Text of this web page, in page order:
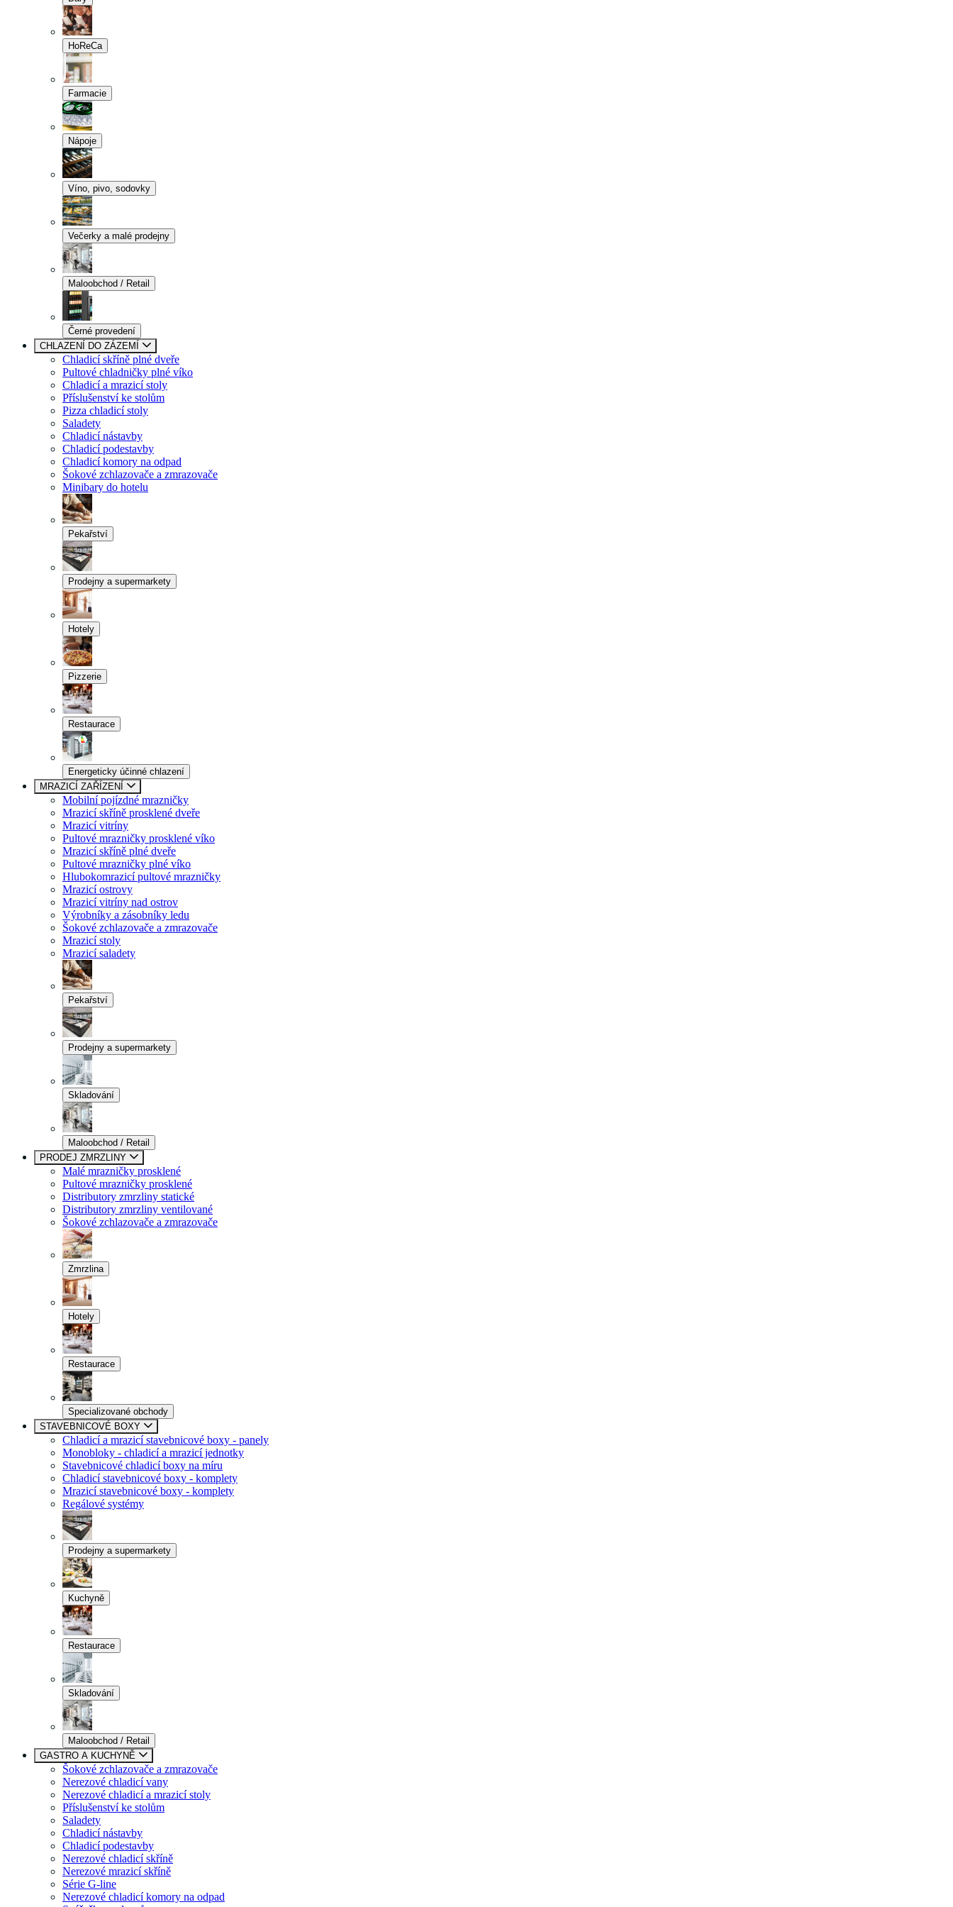
HoReCa
Farmacie
Nápoje
Víno, pivo, sodovky
Večerky a malé prodejny
Maloobchod / Retail
Černé provedení
CHLAZENÍ DO ZÁZEMÍ
Chladicí skříně plné dveře
Pultové chladničky plné víko
Chladicí a mrazicí stoly
Příslušenství ke stolům
Pizza chladicí stoly
Saladety
Chladicí nástavby
Chladicí podestavby
Chladicí komory na odpad
Šokové zchlazovače a zmrazovače
Minibary do hotelu
Pekařství
Prodejny a supermarkety
Hotely
Pizzerie
Restaurace
Energeticky účinné chlazení
MRAZICÍ ZAŘÍZENÍ
Mobilní pojízdné mrazničky
Mrazicí skříně prosklené dveře
Mrazicí vitríny
Pultové mrazničky prosklené víko
Mrazicí skříně plné dveře
Pultové mrazničky plné víko
Hlubokomrazicí pultové mrazničky
Mrazicí ostrovy
Mrazicí vitríny nad ostrov
Výrobníky a zásobníky ledu
Šokové zchlazovače a zmrazovače
Mrazicí stoly
Mrazicí saladety
Pekařství
Prodejny a supermarkety
Skladování
Maloobchod / Retail
PRODEJ ZMRZLINY
Malé mrazničky prosklené
Pultové mrazničky prosklené
Distributory zmrzliny statické
Distributory zmrzliny ventilované
Šokové zchlazovače a zmrazovače
Zmrzlina
Hotely
Restaurace
Specializované obchody
STAVEBNICOVÉ BOXY
Chladicí a mrazicí stavebnicové boxy - panely
Monobloky - chladicí a mrazicí jednotky
Stavebnicové chladicí boxy na míru
Chladicí stavebnicové boxy - komplety
Mrazicí stavebnicové boxy - komplety
Regálové systémy
Prodejny a supermarkety
Kuchyně
Restaurace
Skladování
Maloobchod / Retail
GASTRO A KUCHYNĚ
Šokové zchlazovače a zmrazovače
Nerezové chladicí vany
Nerezové chladicí a mrazicí stoly
Příslušenství ke stolům
Saladety
Chladicí nástavby
Chladicí podestavby
Nerezové chladicí skříně
Nerezové mrazicí skříně
Série G-line
Nerezové chladicí komory na odpad